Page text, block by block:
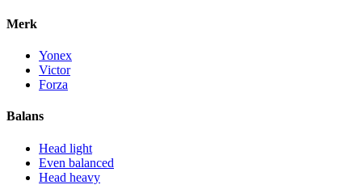
Merk
Yonex
Victor
Forza
Balans
Head light
Even balanced
Head heavy